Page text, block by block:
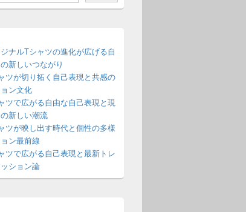
ナルTシャツの進化が広げる自
新しいつながり
ツが切り拓く自己表現と共感の
ン文化
ツで広がる自由な自己表現と現
新しい潮流
ツが映し出す時代と個性の多様
ン最前線
ツで広がる自己表現と最新トレ
ション論